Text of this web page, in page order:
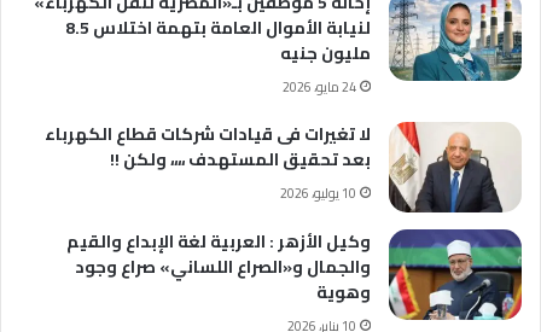
لنيابة الأموال العامة بتهمة اختلاس 8.5
مليون جنيه
24 مايو، 2026
لا تغيرات فى قيادات شركات قطاع الكهرباء
بعد تحقيق المستهدف ،،،، ولكن !!
10 يوليو، 2026
وكيل الأزهر : العربية لغة الإبداع والقيم
والجمال و«الصراع اللساني» صراع وجود
وهوية
10 يناير، 2026